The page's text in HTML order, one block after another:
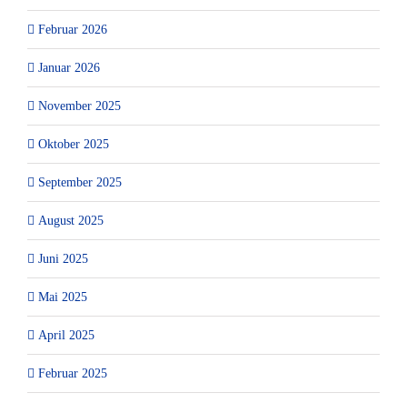
Februar 2026
Januar 2026
November 2025
Oktober 2025
September 2025
August 2025
Juni 2025
Mai 2025
April 2025
Februar 2025